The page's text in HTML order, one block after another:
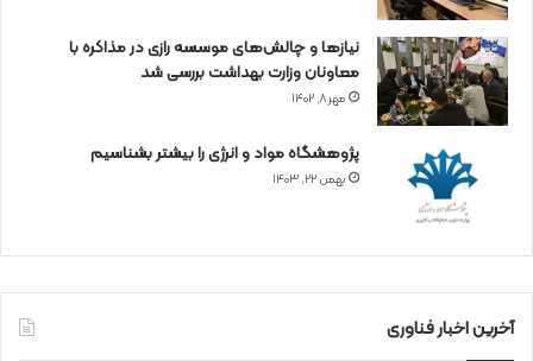
نیازها و چالش‌های موسسه رازی در مذاکره با
معاونان وزارت بهداشت بررسی شد
مهر ۸, ۱۴۰۲
پژوهشگاه مواد و انرژی را بیشتر بشناسیم
بهمن ۲۲, ۱۴۰۳
آخرین اخبار فناوری